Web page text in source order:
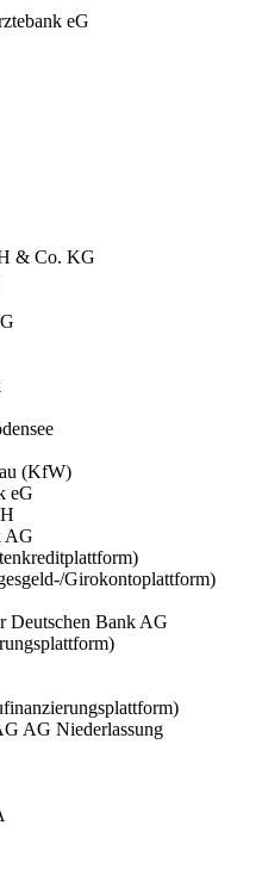
eG
& Co. KG
(KfW)
eG
AG
Girokontoplattform)
Deutschen Bank AG
AG Niederlassung